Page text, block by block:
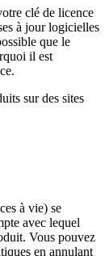
clé de licence
à jour logicielles
que le
il est
sur des sites
à vie) se
avec lequel
Vous pouvez
en annulant